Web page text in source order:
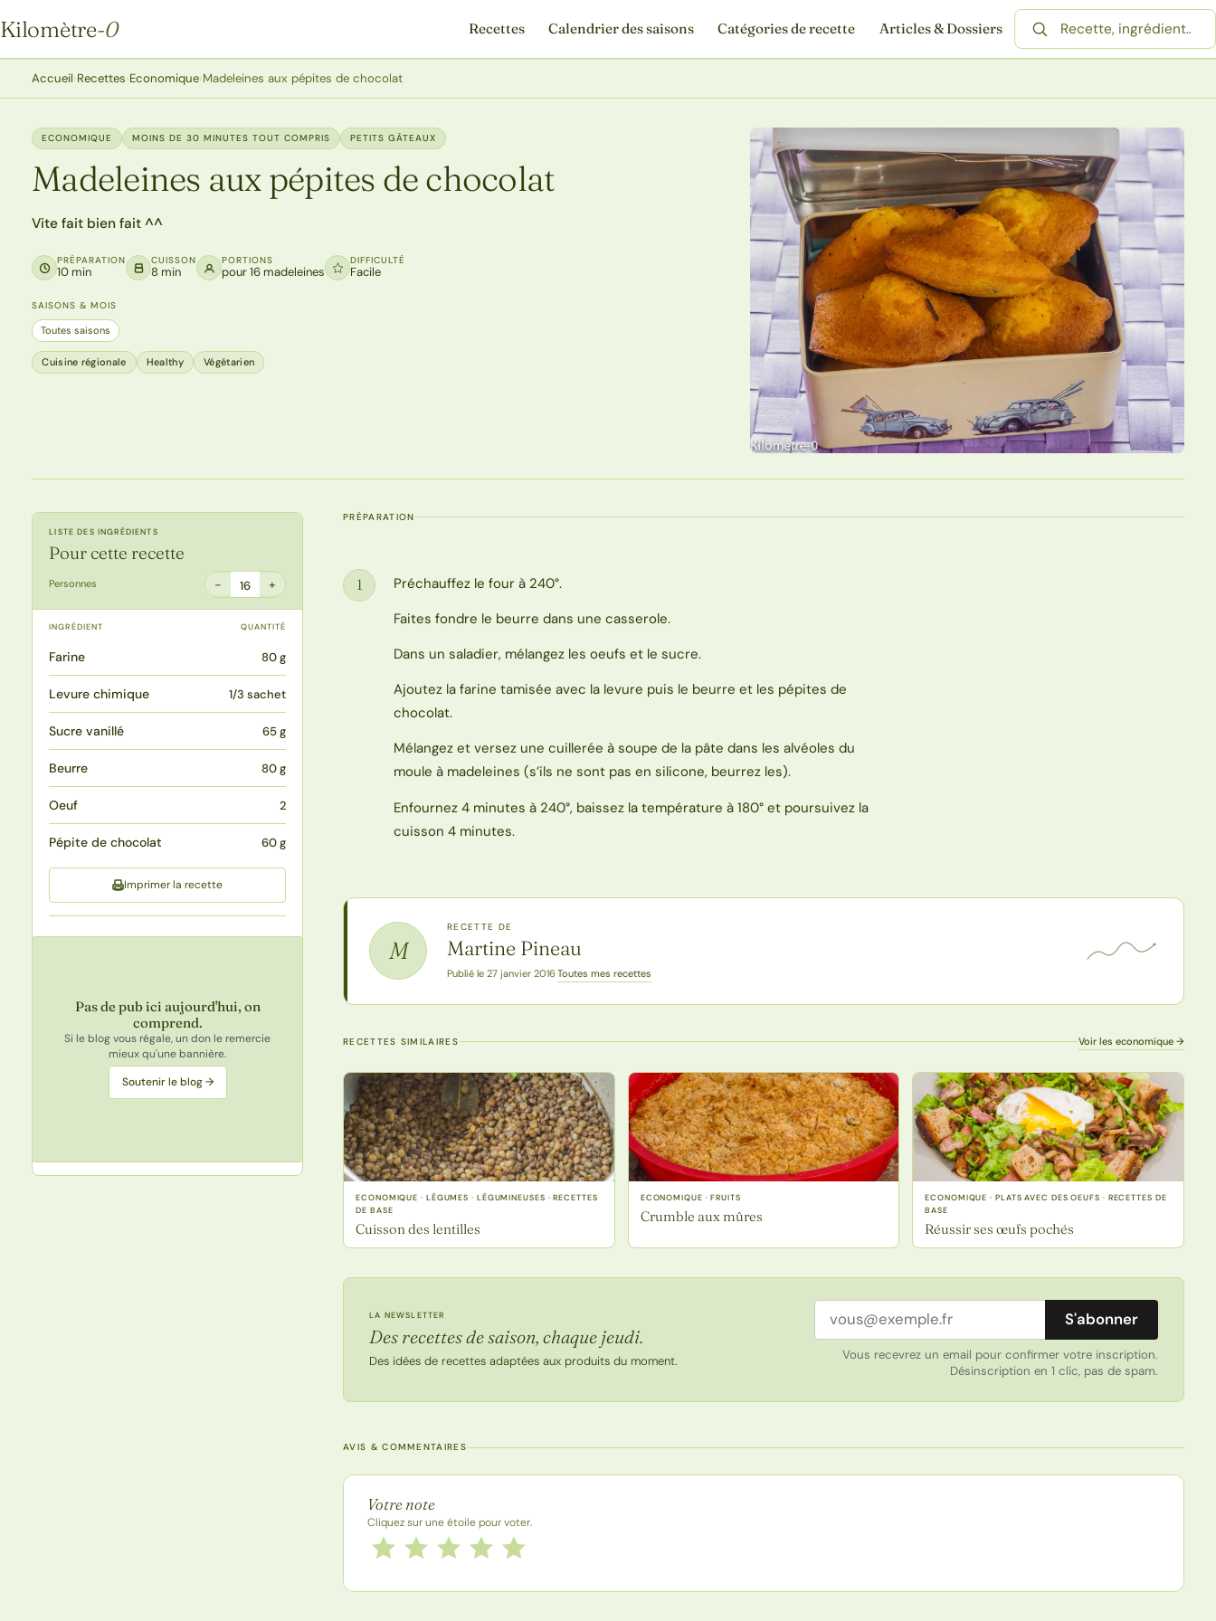
Kilomètre-0
Kilomètre-0
Recettes Calendrier des saisons Catégories de recette Articles & Dossiers
Rechercher une recette
Accueil›Recettes›Economique›Madeleines aux pépites de chocolat
ECONOMIQUE MOINS DE 30 MINUTES TOUT COMPRIS PETITS GÂTEAUX
Madeleines aux pépites de chocolat
Vite fait bien fait ^^
PRÉPARATION
10 min
CUISSON
8 min
PORTIONS
pour 16 madeleines
DIFFICULTÉ
Facile
SAISONS & MOIS
Toutes saisons
Cuisine régionale Healthy Végétarien
LISTE DES INGRÉDIENTS
Pour cette recette
Personnes − 16 +
INGRÉDIENT QUANTITÉ
Farine 80 g
Levure chimique 1/3 sachet
Sucre vanillé 65 g
Beurre 80 g
Oeuf 2
Pépite de chocolat 60 g
Imprimer la recette
Pas de pub ici aujourd'hui, on
comprend.
Si le blog vous régale, un don le remercie
mieux qu'une bannière.
Soutenir le blog →
PRÉPARATION
Étape
1
Préchauffez le four à 240°.
Faites fondre le beurre dans une casserole.
Dans un saladier, mélangez les oeufs et le sucre.
Ajoutez la farine tamisée avec la levure puis le beurre et les pépites de
chocolat.
Mélangez et versez une cuillerée à soupe de la pâte dans les alvéoles du
moule à madeleines (s’ils ne sont pas en silicone, beurrez les).
Enfournez 4 minutes à 240°, baissez la température à 180° et poursuivez la
cuisson 4 minutes.
M
RECETTE DE
Martine Pineau
Publié le 27 janvier 2016·Toutes mes recettes
RECETTES SIMILAIRES Voir les economique →
ECONOMIQUE · LÉGUMES · LÉGUMINEUSES · RECETTES
DE BASE
Cuisson des lentilles
ECONOMIQUE · FRUITS
Crumble aux mûres
ECONOMIQUE · PLATS AVEC DES OEUFS · RECETTES DE
BASE
Réussir ses œufs pochés
LA NEWSLETTER
Des recettes de saison, chaque jeudi.
Des idées de recettes adaptées aux produits du moment.
Adresse email S'abonner
Vous recevrez un email pour confirmer votre inscription.
Désinscription en 1 clic, pas de spam.
AVIS & COMMENTAIRES
Note de la recette
Votre note
Cliquez sur une étoile pour voter.
Notez cette recette de 1 à 5 étoiles
5 étoiles
4 étoiles
3 étoiles
2 étoiles
1 étoile